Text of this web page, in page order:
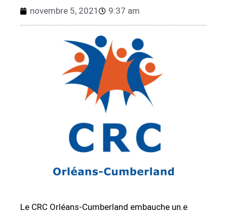
novembre 5, 2021 9:37 am
Le CRC Orléans-Cumberland embauche un.e